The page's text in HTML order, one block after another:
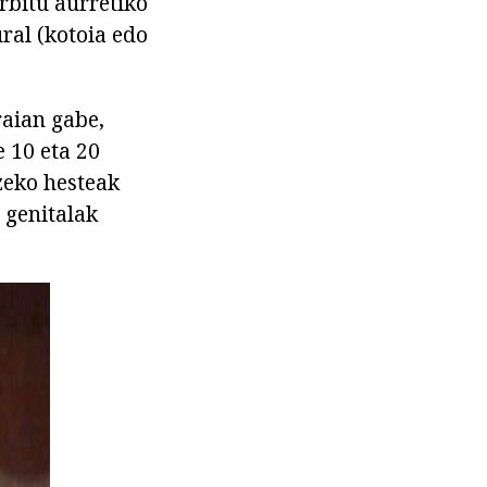
(kotoia edo
gabe,
eta 20
hesteak